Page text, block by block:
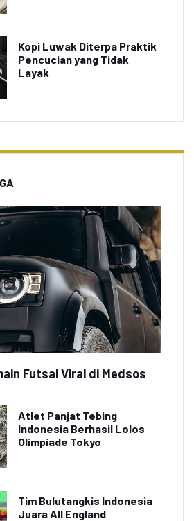
Kopi Luwak Diterpa Praktik
Pencucian yang Tidak
Layak
Futsal Viral di Medsos
Atlet Panjat Tebing
Indonesia Berhasil Lolos
Olimpiade Tokyo
Tim Bulutangkis Indonesia
Juara All England